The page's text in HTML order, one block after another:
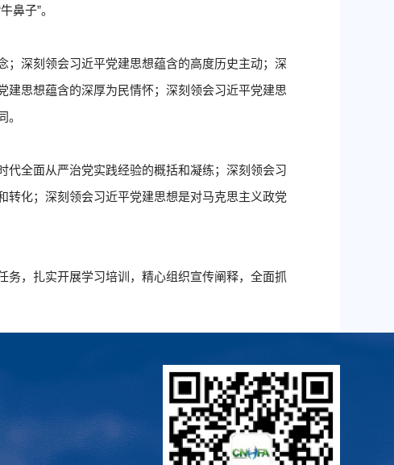
鼻子”。
；深刻领会习近平党建思想蕴含的高度历史主动；深
思想蕴含的深厚为民情怀；深刻领会习近平党建思
。
代全面从严治党实践经验的概括和凝练；深刻领会习
化；深刻领会习近平党建思想是对马克思主义政党
务，扎实开展学习培训，精心组织宣传阐释，全面抓